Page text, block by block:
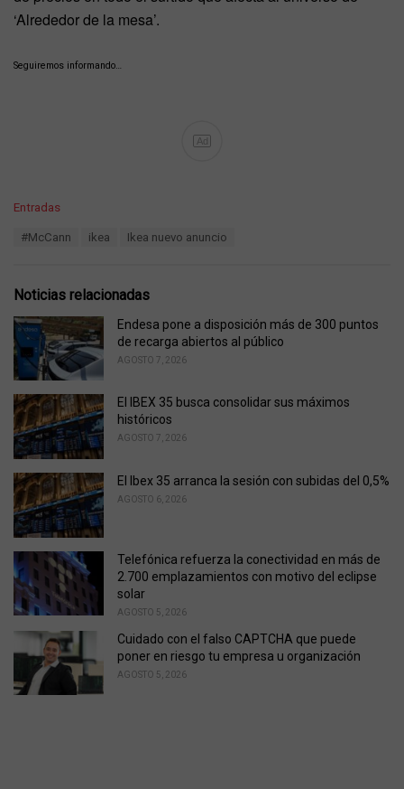
‘Alrededor de la mesa’.
Seguiremos informando…
Ad
C
o
r
i
e
s
Entradas
:
#McCann ikea Ikea nuevo anuncio
Noticias relacionadas
Endesa pone a disposición más de 300 puntos
de recarga abiertos al público
AGOSTO 7, 2026
El IBEX 35 busca consolidar sus máximos
históricos
AGOSTO 7, 2026
El Ibex 35 arranca la sesión con subidas del 0,5%
AGOSTO 6, 2026
Telefónica refuerza la conectividad en más de
2.700 emplazamientos con motivo del eclipse
solar
AGOSTO 5, 2026
Cuidado con el falso CAPTCHA que puede
poner en riesgo tu empresa u organización
AGOSTO 5, 2026